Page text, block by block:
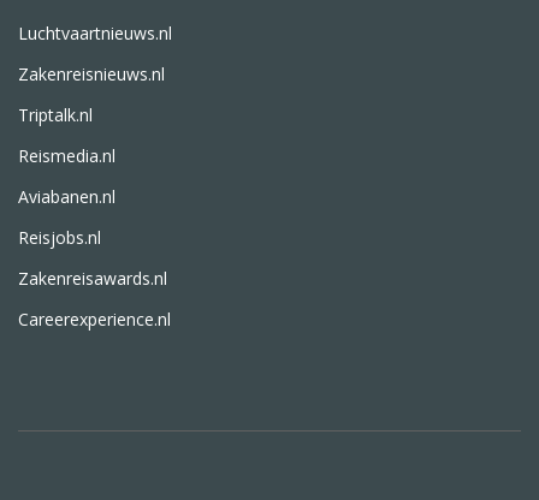
Luchtvaartnieuws.nl
Zakenreisnieuws.nl
Triptalk.nl
Reismedia.nl
Aviabanen.nl
Reisjobs.nl
Zakenreisawards.nl
Careerexperience.nl